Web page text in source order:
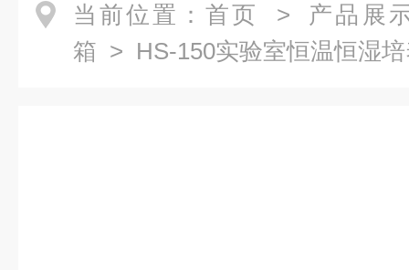
当前位置： 首页 > 产品展
箱 > HS-150实验室恒温恒湿